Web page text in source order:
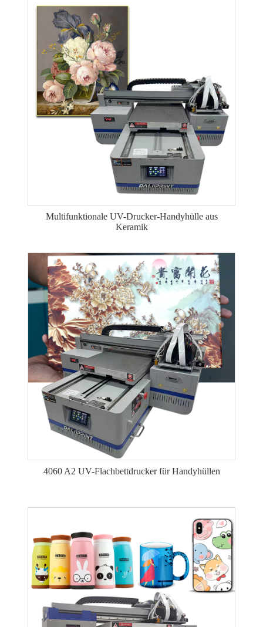
Multifunktionale UV-Drucker-Handyhülle aus
Keramik
4060 A2 UV-Flachbettdrucker für Handyhüllen